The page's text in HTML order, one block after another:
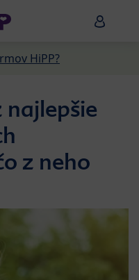
HiPP
HiPP?
najlepšie
z neho